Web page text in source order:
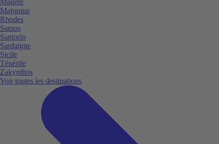
Majorque
Rhodes
Samos
Santorin
Sardaigne
Sicile
Ténérife
Zakynthos
Voir toutes les destinations